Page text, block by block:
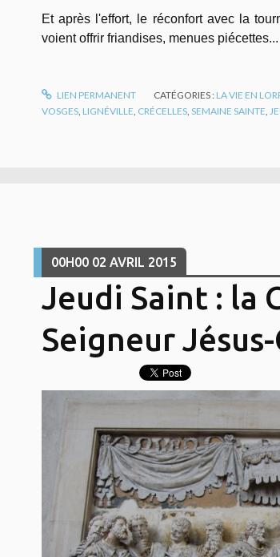
Et après l'effort, le réconfort avec la
voient offrir friandises, menues
LIEN PERMANENT CATÉGORIES : LA VIE EN
VOSGES, LIGNÉVILLE, CRÉCELLES, SEMAINE SAINTE,
00H00 02 AVRIL 2015
Jeudi Saint : la
Seigneur